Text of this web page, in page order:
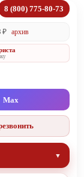
8 (800) 775-80-73
₽ архив
Max